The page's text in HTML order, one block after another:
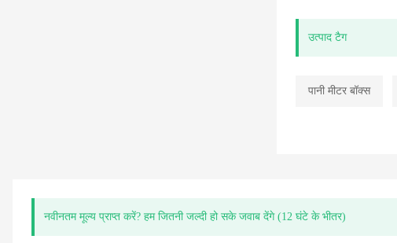
उत्पाद टैग
पानी मीटर बॉक्स
नवीनतम मूल्य प्राप्त करें? हम जितनी जल्दी हो सके जवाब देंगे (12 घंटे के भीतर)